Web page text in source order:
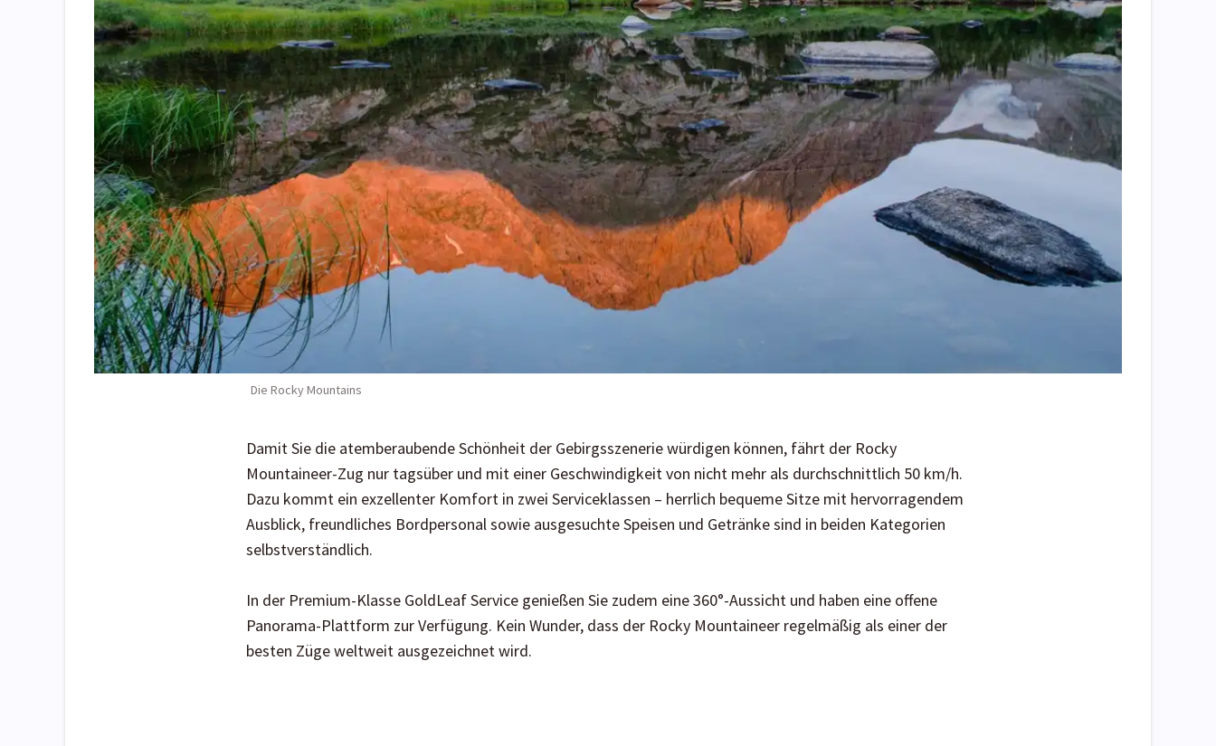
Die Rocky Mountains
Damit Sie die atemberaubende Schönheit der Gebirgsszenerie würdigen können, fährt der Rocky
Mountaineer-Zug nur tagsüber und mit einer Geschwindigkeit von nicht mehr als durchschnittlich 50 km/h.
Dazu kommt ein exzellenter Komfort in zwei Serviceklassen – herrlich bequeme Sitze mit hervorragendem
Ausblick, freundliches Bordpersonal sowie ausgesuchte Speisen und Getränke sind in beiden Kategorien
selbstverständlich.
In der Premium-Klasse GoldLeaf Service genießen Sie zudem eine 360°-Aussicht und haben eine offene
Panorama-Plattform zur Verfügung. Kein Wunder, dass der Rocky Mountaineer regelmäßig als einer der
besten Züge weltweit ausgezeichnet wird.